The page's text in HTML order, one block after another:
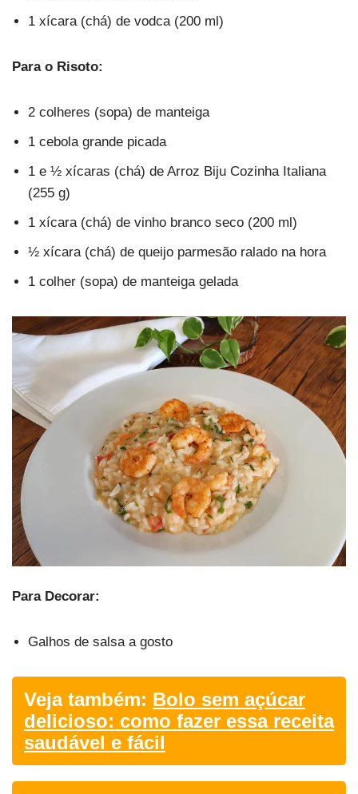
1 xícara (chá) de vodca (200 ml)
Para o Risoto:
2 colheres (sopa) de manteiga
1 cebola grande picada
1 e ½ xícaras (chá) de Arroz Biju Cozinha Italiana
(255 g)
1 xícara (chá) de vinho branco seco (200 ml)
½ xícara (chá) de queijo parmesão ralado na hora
1 colher (sopa) de manteiga gelada
Para Decorar:
Galhos de salsa a gosto
Veja também: Bolo sem açúcar
delicioso: como fazer essa receita
saudável e fácil